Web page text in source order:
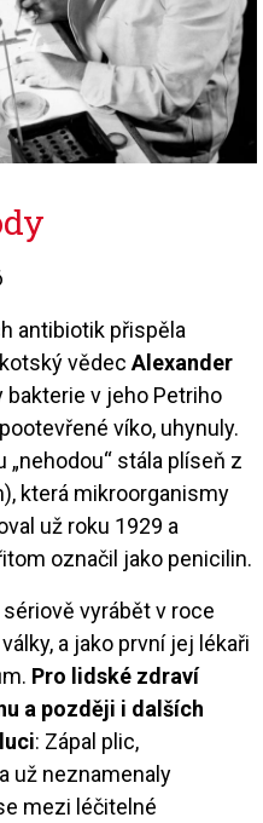
antibiotik přispěla
vědecAlexander
bakterie v jeho Petriho
víko, uhynuly.
stála plíseň z
která mikroorganismy
už roku 1929 a
označil jako penicilin.
vyrábět v roce
a jako první jej lékaři
Pro lidské zdraví
a později i dalších
: Zápal plic,
už neznamenaly
mezi léčitelné